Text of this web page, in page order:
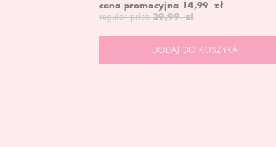
cena promocyjna 14,99 zł
regular price 29,99 zł
DODAJ DO KOSZYKA